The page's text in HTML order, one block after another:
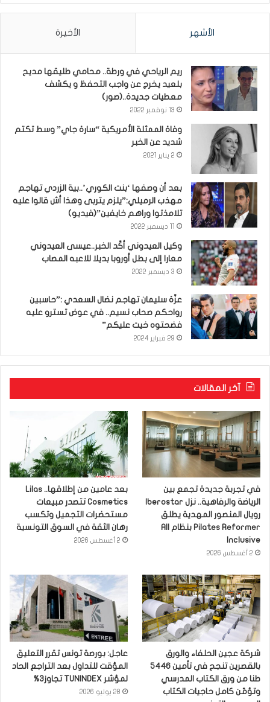
الأشهر الأخيرة
ريم الرياحي في ورطة.. محامي طليقها مديح
بلعيد يخرج عن واجب التحفظ و يكشف
معطيات جديدة..(صور)
13 نوفمبر 2022
وفاة الممثلة الأمريكية “سارة جاي” وسط تكتم
شديد عن الخبر
2 يناير 2021
بعد أن وصفها ‘بنت الكوري’..بية الزردي تهاجم
مهذب الرميلي:”يلزم يتربى وهذا أش قالوا عليه
تلامذتوا وراهم خايفين”(فيديو)
وكيل العيدوني أكّد الخبر..عيسى العيدوني
معارا إلى بطل أوروبا بديلا للاعبه المصاب
3 ديسمبر 2022
عزّة سليمان تهاجم نضال السعدي :”حاسبين
رواحكم صحاب نسيم.. في عوض تسترو عليه
فضحتوه خيت عليكم”
29 فبراير 2024
آخر المقالات
في تجربة جديدة تجمع بين
رويال المنصور المهدية يطلق
Pilates Reformer بنظام All
Inclusive
2 أغسطس 2026
بعد عامين من إطلاقها.. Lilas
Cosmetics تتصدر مبيعات
مستحضرات التجميل وتكسب
رهان الثقة في السوق التونسية
2 أغسطس 2026
شركة عجين الحلفاء والورق
بالقصرين تنجح في تأمين 5446
طنا من ورق الكتاب المدرسي
وتؤمّن كامل حاجيات الكتاب
عاجل: بورصة تونس تقرر التعليق
المؤقت للتداول بعد التراجع الحاد
لمؤشر TUNINDEX تجاوز3%
28 يوليو 2026